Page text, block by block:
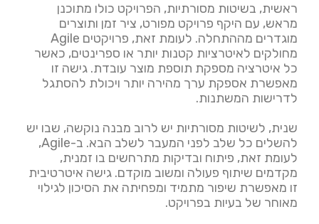
ראשית, בשיטות מסורתיות, הפרויקט כולו מתוכנן
מראש, עם היקף פרויקט מפורט, ציר זמן ותוצרים
מוגדרים מההתחלה. לעומת זאת, פרויקטים Agile
מחולקים לאיטרציות קטנות יותר או ספרינטים, כאשר
כל איטרציה מספקת תוספת מוצר עובדת. גישה זו
מאפשרת אספקת ערך מהירה יותר ויכולת להסתגל
לדרישות המשתנות.
שנית, לשיטות מסורתיות יש לרוב מבנה נוקשה, שבו יש
להשלים כל שלב לפני המעבר לשלב הבא. ב-Agile,
לעומת זאת, פיתוח ובדיקות מתרחשים בו זמנית,
מקדמים שיתוף פעולה ומשוב מוקדם. גישה איטרטיבית
זו מאפשרת שיפור מתמיד ומפחיתה את הסיכון לגילוי
מאוחר של בעיות בפרויקט.